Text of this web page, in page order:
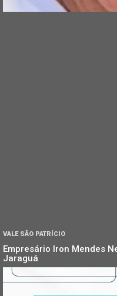
VALE SÃO PATRÍCIO
Empresário Iron Mendes
Jaraguá